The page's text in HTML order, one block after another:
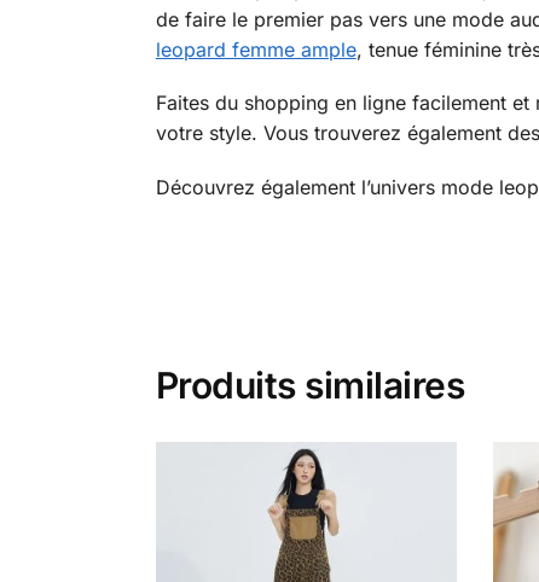
de faire le premier pas vers une mode
leopard femme ample, tenue féminine
Faites du shopping en ligne facilement
votre style. Vous trouverez également
Découvrez également l’univers mode
Produits similaires